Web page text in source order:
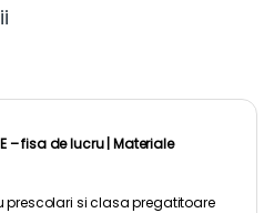
– fisa de lucru | Materiale
prescolari si clasa pregatitoare